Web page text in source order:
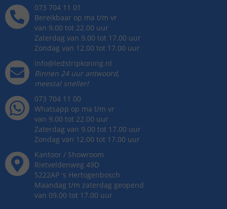
073 704 11 01
Bereikbaar op ma t/m vr
van 9.00 tot 22.00 uur
Zaterdag van 9.00 tot 17.00 uur
Zondag van 12.00 tot 17.00 uur
info@ledstripkoning.nl
Binnen 24 uur antwoord,
meestal sneller!
073 704 11 00
Whatsapp op ma t/m vr
van 9.00 tot 22.00 uur
Zaterdag van 9.00 tot 17.00 uur
Zondag van 12.00 tot 17.00 uur
Kantoor / Showroom
Rietveldenweg 49D
5222AP 's Hertogenbosch
Maandag t/m zaterdag geopend
van 09.00 tot 17.00 uur